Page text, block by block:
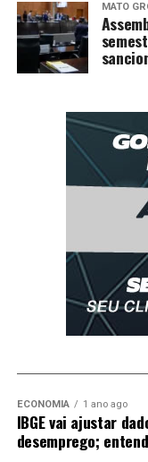
MATO
ECONOMIA 1 ano ago
IBGE vai ajustar
desemprego;